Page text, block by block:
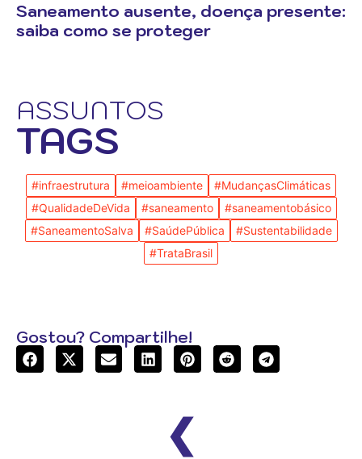
Saneamento ausente, doença presente:
saiba como se proteger
ASSUNTOS
TAGS
#infraestrutura #meioambiente
#MudançasClimáticas
#QualidadeDeVida
#saneamento
#saneamentobásico
#SaneamentoSalva
#SaúdePública
#Sustentabilidade
#TrataBrasil
Gostou? Compartilhe!
❮